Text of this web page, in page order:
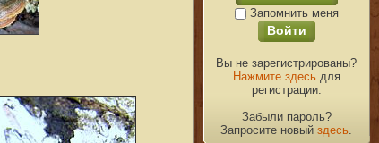
Запомнить меня
Вы не зарегистрированы?
Нажмите здесьдля
регистрации.
Забыли пароль?
Запросите новыйздесь